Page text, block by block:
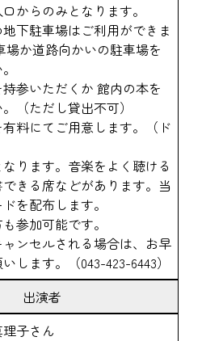
からのみとなります。
地下駐車場はご利用ができま
場か道路向かいの駐車場を
持参いただくか 館内の本を
（ただし貸出不可）
有料にてご用意します。（ド
なります。音楽をよく聴ける
きる席などがあります。当
を配布します。
参加可能です。
ャンセルされる場合は、お早
します。（043-423-6443）
出演者
子さん